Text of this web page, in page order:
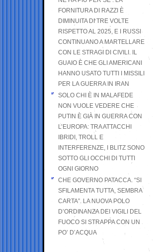
FORNITURA DI RAZZI È
DIMINUITA DI TRE VOLTE
RISPETTO AL 2025, E I RUSSI
CONTINUANO A MARTELLARE
CON LE STRAGI DI CIVILI. IL
GUAIO È CHE GLI AMERICANI
HANNO USATO TUTTI I MISSILI
PER LA GUERRA IN IRAN
SOLO CHI È IN MALAFEDE
NON VUOLE VEDERE CHE
PUTIN È GIÀ IN GUERRA CON
L’EUROPA: TRA ATTACCHI
IBRIDI, TROLL E
INTERFERENZE, I BLITZ SONO
SOTTO GLI OCCHI DI TUTTI
OGNI GIORNO
CHE GOVERNO PATACCA. “SI
SFILAMENTA TUTTA, SEMBRA
CARTA”. LA NUOVA POLO
D’ORDINANZA DEI VIGILI DEL
FUOCO SI STRAPPA CON UN
PO’ D’ACQUA